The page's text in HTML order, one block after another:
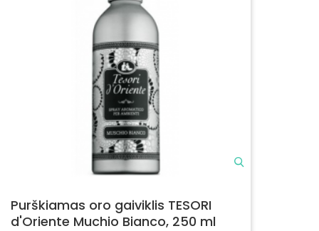
Purškiamas oro gaiviklis TESORI
d'Oriente Muchio Bianco, 250 ml